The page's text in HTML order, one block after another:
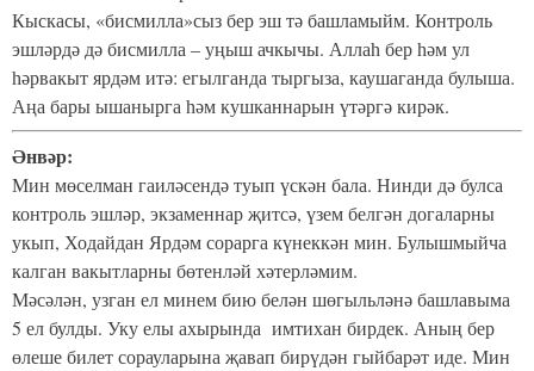
Кыскасы, «бисмилла»сыз бер эш тә башламыйм. Контроль
эшләрдә дә бисмилла – уңыш ачкычы. Аллаһ бер һәм ул
һәрвакыт ярдәм итә: егылганда тыргыза, каушаганда булыша.
Аңа бары ышанырга һәм кушканнарын үтәргә кирәк.
Әнвәр:
Мин мөселман гаиләсендә туып үскән бала. Нинди дә булса
контроль эшләр, экзаменнар җитсә, үзем белгән догаларны
укып, Ходайдан Ярдәм сорарга күнеккән мин. Булышмыйча
калган вакытларны бөтенләй хәтерләмим.
Мәсәлән, узган ел минем бию белән шөгыльләнә башлавыма
5 ел булды. Уку елы ахырында имтихан бирдек. Аның бер
өлеше билет сорауларына җавап бирүдән гыйбарәт иде. Мин